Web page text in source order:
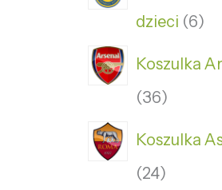
dzieci 6
Koszulka
36
Koszulka
24